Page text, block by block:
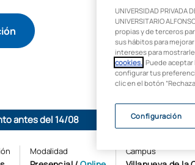
antes del 14/08
Modalidad Campus
UNIVERSIDAD PRIVADA
UNIVERSITARIO
propias y de terceros
sus hábitos para
intereses para
cookies. . Puede
configurar tus
clic en el botón
Configuración